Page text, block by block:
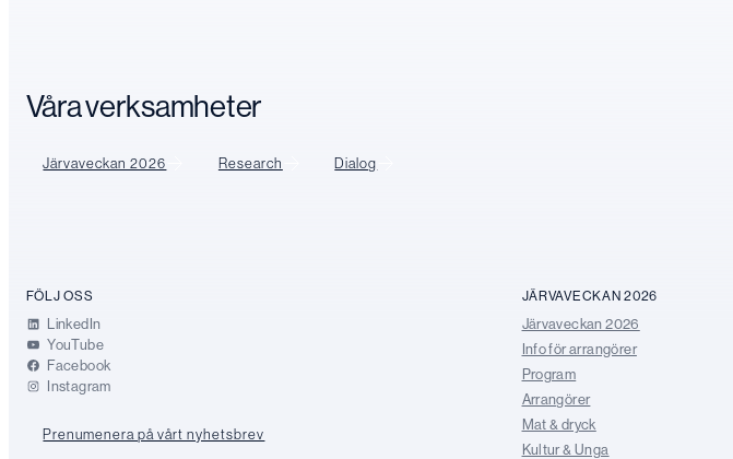
Våra verksamheter
Järvaveckan 2026 Research Dialog
FÖLJ OSS
LinkedIn
YouTube
Facebook
Instagram
Prenumenera på vårt nyhetsbrev
JÄRVAVECKAN 2026
Järvaveckan 2026
Info för arrangörer
Program
Arrangörer
Mat & dryck
Kultur & Unga